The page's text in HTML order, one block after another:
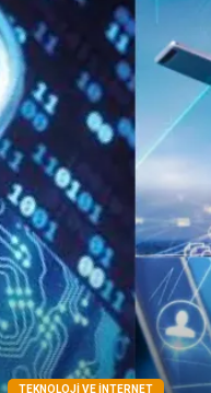
TEKNOLOJI VE İNTERNET